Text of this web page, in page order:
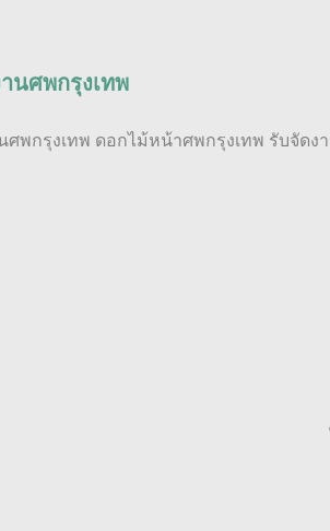
นศพกรุงเทพ
ศพกรุงเทพ ดอกไม้หน้าศพกรุงเทพ รับจัด